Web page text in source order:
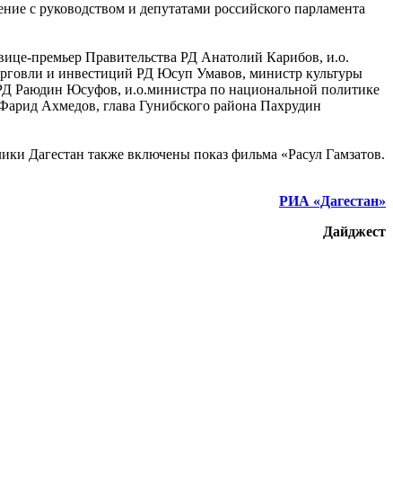
с руководством и депутатами российского парламента
премьер Правительства РД Анатолий Карибов, и.о.
и инвестиций РД Юсуп Умавов, министр культуры
Раюдин Юсуфов, и.о.министра по национальной политике
Ахмедов, глава Гунибского района Пахрудин
Дагестан также включены показ фильма «Расул Гамзатов.
РИА «Дагестан»
Дайджест